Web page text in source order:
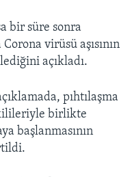
bir süre sonra
virüsü aşısının
açıkladı.
pıhtılaşma
birlikte
başlanmasının